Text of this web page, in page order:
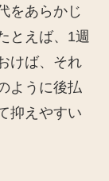
をあらかじ
とえば、1週
けば、それ
ように後払
抑えやすい